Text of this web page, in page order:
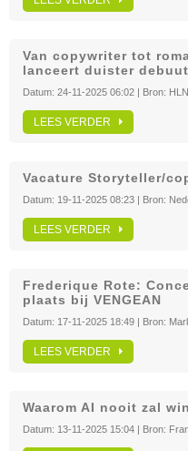
Van copywriter tot
lanceert duister
Datum: 24-11-2025 06:02 | Bron: HLN
LEES VERDER
Vacature Storyteller/
Datum: 19-11-2025 08:23 | Bron:
LEES VERDER
Frederique Rote:
plaats bij VENGEAN
Datum: 17-11-2025 18:49 | Bron:
LEES VERDER
Waarom AI nooit zal
Datum: 13-11-2025 15:04 | Bron: